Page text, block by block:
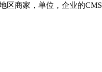
区商家，单位，企业的